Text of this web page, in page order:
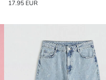
17.95 EUR